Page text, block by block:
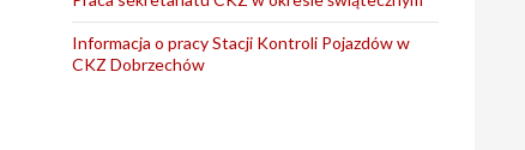
Informacja o pracy Stacji Kontroli Pojazdów w
CKZ Dobrzechów